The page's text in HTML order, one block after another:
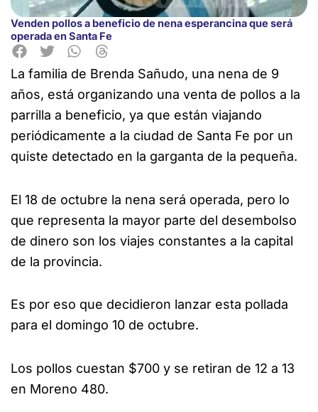
Venden pollos a beneficio de nena esperancina que será
operada en Santa Fe
La familia de Brenda Sañudo, una nena de 9
años, está organizando una venta de pollos a la
parrilla a beneficio, ya que están viajando
periódicamente a la ciudad de Santa Fe por un
quiste detectado en la garganta de la pequeña.
El 18 de octubre la nena será operada, pero lo
que representa la mayor parte del desembolso
de dinero son los viajes constantes a la capital
de la provincia.
Es por eso que decidieron lanzar esta pollada
para el domingo 10 de octubre.
Los pollos cuestan $700 y se retiran de 12 a 13
en Moreno 480.